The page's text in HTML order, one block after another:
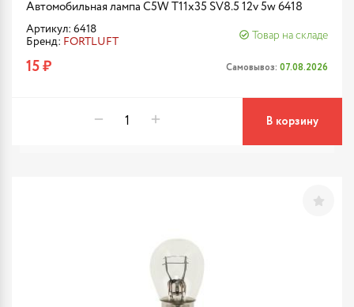
Автомобильная лампа C5W T11x35 SV8.5 12v 5w 6418
Артикул: 6418
Бренд: FORTLUFT
Товар на складе
15 ₽ Самовывоз: 07.08.2026
В корзину